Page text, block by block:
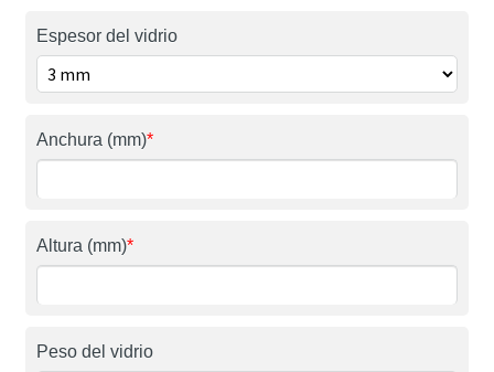
Espesor del vidrio
Anchura (mm)*
Altura (mm)*
Peso del vidrio